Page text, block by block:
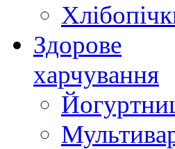
Здорове
харчування